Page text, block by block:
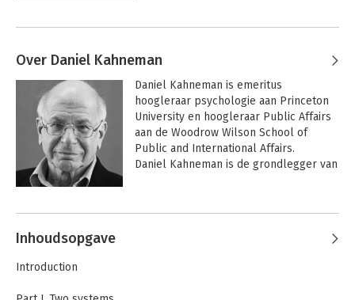
Over Daniel Kahneman
Daniel Kahneman is emeritus
hoogleraar psychologie aan Princeton
University en hoogleraar Public Affairs
aan de Woodrow Wilson School of
Public and International Affairs.
Daniel Kahneman is de grondlegger van
met het idee van de rationeel
voordeel handelt. Daarvoor in de plaats
Andere boeken door Daniel
Kahneman
Inhoudsopgave
Introduction